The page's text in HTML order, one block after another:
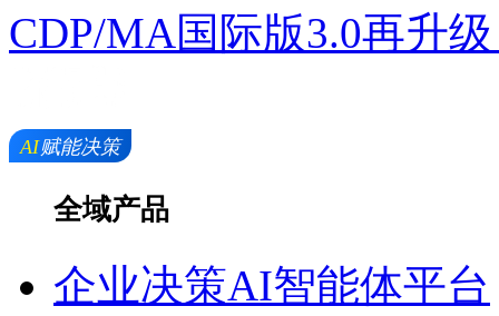
CDP/MA国际版3.0再升级
全域产品
企业决策AI智能体平台